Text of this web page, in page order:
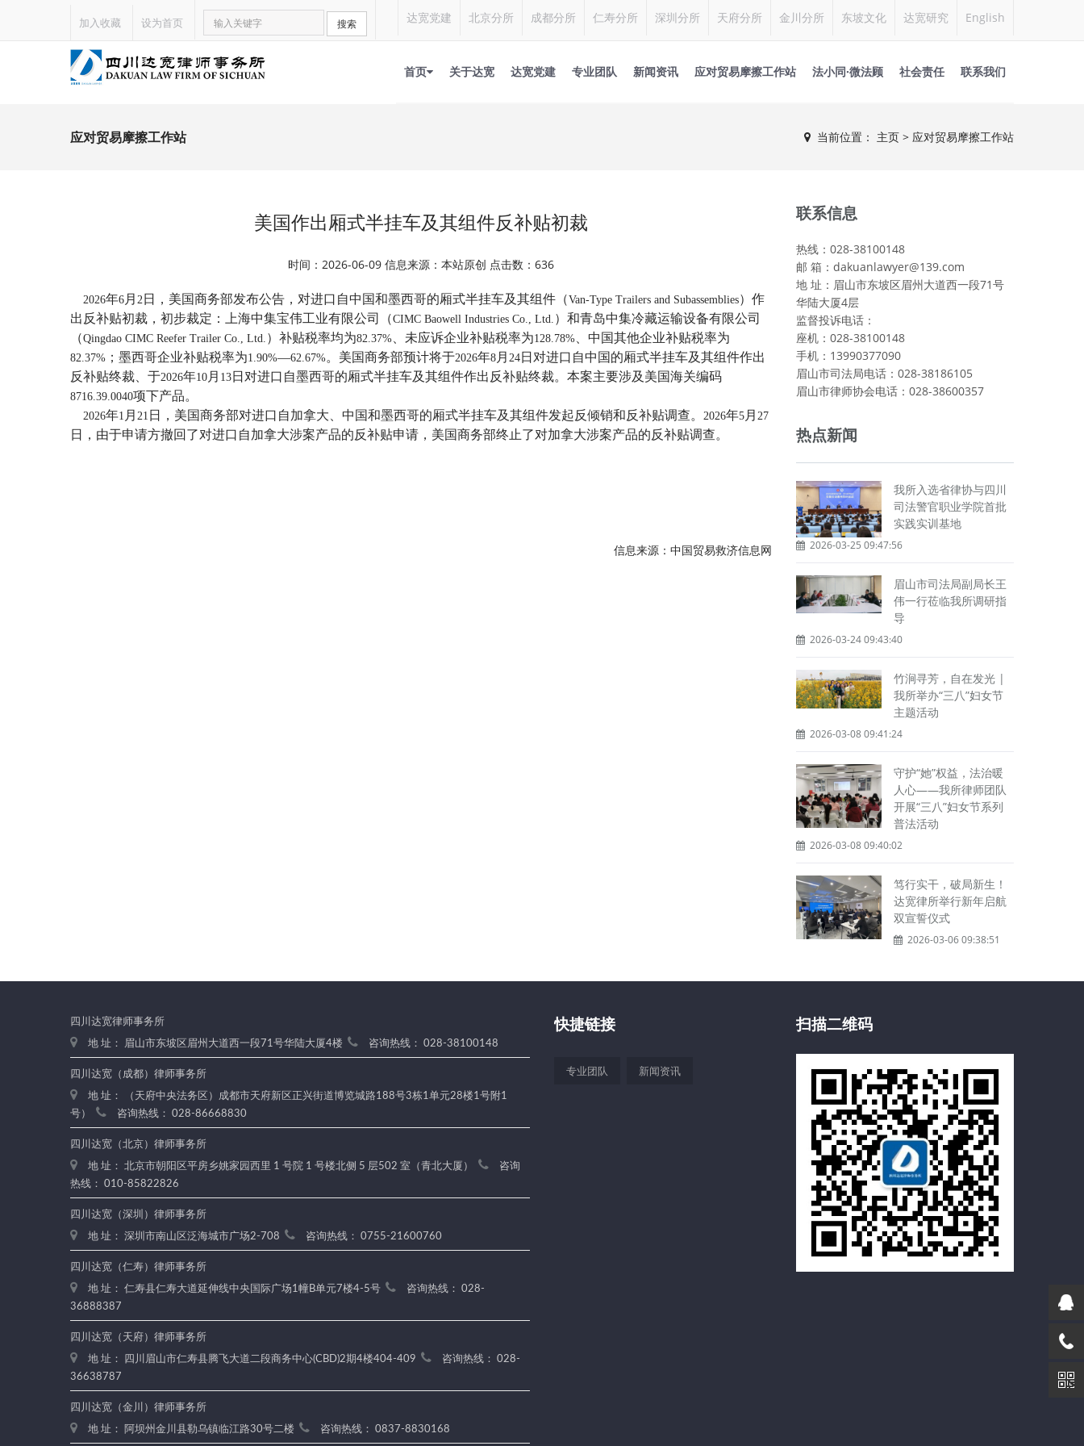
加入收藏 设为首页 搜索 达宽党建 北京分所 成都分所 仁寿分所 深圳分所 天府分所 金川分所 东坡文化 达宽研究 English
首页 关于达宽 达宽党建 专业团队 新闻资讯 应对贸易摩擦工作站 法小同·微法顾 社会责任 联系我们
应对贸易摩擦工作站 当前位置： 主页 > 应对贸易摩擦工作站
美国作出厢式半挂车及其组件反补贴初裁
时间：2026-06-09 信息来源：本站原创 点击数：636
2026年6 月 2 日，美国商务部发布公告，对进口自中国和墨西哥的厢式半挂车及其组件（Van-Type Trailers and Subassemblies）作
出反补贴初裁， 初步裁定：上海中集宝伟工业有限公司（CIMC Baowell Industries Co., Ltd. ）和青岛中集冷藏运输设备有限公司
（Qingdao CIMC Reefer Trailer Co., Ltd. ）补贴税率均为82.37% 、未应诉企业补贴税率为128.78% 、中国其他企业补贴税率为
82.37% ； 墨西哥企业补贴税率为1.90%—62.67%。 美国商务部预计将于2026年8 月 24 日对进口自中国的厢式半挂车及其组件作出
反补贴终裁、于2026年10 月 13 日对进口自墨西哥的厢式半挂车及其组件作出反补贴终裁。本案主要涉及美国海关编码
8716.39.0040项下产品。
2026年1 月 21 日，美国商务部对进口自加拿大、中国和墨西哥的厢式半挂车及其组件发起反倾销和反补贴调查。 2026年5 月 27
日，由于申请方撤回了对进口自加拿大涉案产品的反补贴申请，美国商务部终止了对加拿大涉案产品的反补贴调查。
信息来源：中国贸易救济信息网
联系信息
热线：028-38100148
邮 箱：dakuanlawyer@139.com
地 址：眉山市东坡区眉州大道西一段71号
华陆大厦4层
监督投诉电话：
座机：028-38100148
手机：13990377090
眉山市司法局电话：028-38186105
眉山市律师协会电话：028-38600357
热点新闻
我所入选省律协与四川
司法警官职业学院首批
实践实训基地
2026-03-25 09:47:56
眉山市司法局副局长王
伟一行莅临我所调研指
导
2026-03-24 09:43:40
竹涧寻芳，自在发光 |
我所举办“三八”妇女节
主题活动
2026-03-08 09:41:24
守护“她”权益，法治暖
人心——我所律师团队
开展“三八”妇女节系列
普法活动
2026-03-08 09:40:02
笃行实干，破局新生！
达宽律所举行新年启航
双宣誓仪式
2026-03-06 09:38:51
四川达宽律师事务所
地 址： 眉山市东坡区眉州大道西一段71号华陆大厦4楼 咨询热线： 028-38100148
四川达宽（成都）律师事务所
地 址： （天府中央法务区）成都市天府新区正兴街道博览城路188号3栋1单元28楼1号附1
号）
咨询热线： 028-86668830
四川达宽（北京）律师事务所
地 址： 北京市朝阳区平房乡姚家园西里 1 号院 1 号楼北侧 5 层502 室（青北大厦）
咨询
热线： 010-85822826
四川达宽（深圳）律师事务所
地 址： 深圳市南山区泛海城市广场2-708 咨询热线： 0755-21600760
四川达宽（仁寿）律师事务所
地 址： 仁寿县仁寿大道延伸线中央国际广场1幢B单元7楼4-5号
咨询热线： 028-
36888387
四川达宽（天府）律师事务所
地 址： 四川眉山市仁寿县腾飞大道二段商务中心(CBD)2期4楼404-409
咨询热线： 028-
36638787
四川达宽（金川）律师事务所
地 址： 阿坝州金川县勒乌镇临江路30号二楼 咨询热线： 0837-8830168
快捷链接
专业团队 新闻资讯
扫描二维码